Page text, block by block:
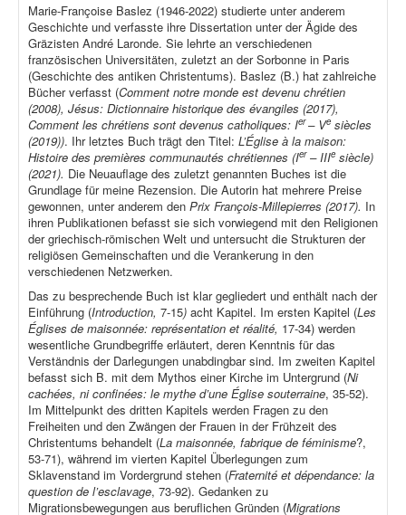
Marie-Françoise Baslez (1946-2022) studierte unter anderem
Geschichte und verfasste ihre Dissertation unter der Ägide des
Gräzisten André Laronde. Sie lehrte an verschiedenen
französischen Universitäten, zuletzt an der Sorbonne in Paris
(Geschichte des antiken Christentums). Baslez (B.) hat zahlreiche
Bücher verfasst (Comment notre monde est devenu chrétien
(2008), Jésus: Dictionnaire historique des évangiles (2017),
Comment les chrétiens sont devenus catholiques: Ier– Ve siècles
(2019)). Ihr letztes Buch trägt den Titel: L’Église à la maison:
Histoire des premières communautés chrétiennes (Ier– IIIe siècle)
(2021). Die Neuauflage des zuletzt genannten Buches ist die
Grundlage für meine Rezension. Die Autorin hat mehrere Preise
gewonnen, unter anderem den Prix François-Millepierres (2017). In
ihren Publikationen befasst sie sich vorwiegend mit den Religionen
der griechisch-römischen Welt und untersucht die Strukturen der
religiösen Gemeinschaften und die Verankerung in den
verschiedenen Netzwerken.
Das zu besprechende Buch ist klar gegliedert und enthält nach der
Einführung (Introduction, 7-15) acht Kapitel. Im ersten Kapitel (Les
Églises de maisonnée: représentation et réalité, 17-34) werden
wesentliche Grundbegriffe erläutert, deren Kenntnis für das
Verständnis der Darlegungen unabdingbar sind. Im zweiten Kapitel
befasst sich B. mit dem Mythos einer Kirche im Untergrund (Ni
cachées, ni confinées: le mythe d’une Église souterraine, 35-52).
Im Mittelpunkt des dritten Kapitels werden Fragen zu den
Freiheiten und den Zwängen der Frauen in der Frühzeit des
Christentums behandelt (La maisonnée, fabrique de féminisme?,
53-71), während im vierten Kapitel Überlegungen zum
Sklavenstand im Vordergrund stehen (Fraternité et dépendance: la
question de l’esclavage, 73-92). Gedanken zu
Migrationsbewegungen aus beruflichen Gründen (Migrations